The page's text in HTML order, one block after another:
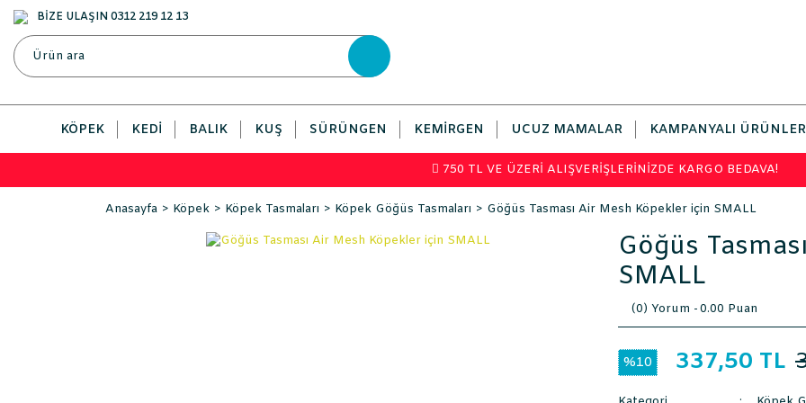
BİZE ULAŞIN 0312 219 12 13
KÖPEK KEDI BALIK KUŞ SÜRÜNGEN KEMIRGEN UCUZ MAMALAR KAMPANYALI ÜRÜNLER
750 TL VE ÜZERİ ALIŞVERİŞLERİNİZDE KARGO BEDAVA!
Anasayfa Köpek Köpek Tasmaları Köpek Göğüs Tasmaları Göğüs Tasması Air Mesh Köpekler için SMALL
Göğüs
SMALL
(0) Yorum -0.00 Puan
%10 337,50 TL